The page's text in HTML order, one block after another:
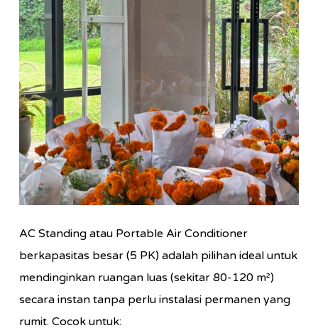
AC Standing atau Portable Air Conditioner
berkapasitas besar (5 PK) adalah pilihan ideal untuk
mendinginkan ruangan luas (sekitar 80-120 m²)
secara instan tanpa perlu instalasi permanen yang
rumit. Cocok untuk: